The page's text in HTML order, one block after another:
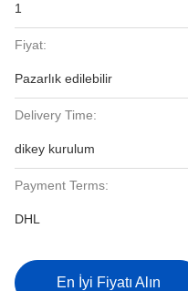
1
Fiyat:
Pazarlık edilebilir
Delivery Time:
dikey kurulum
Payment Terms:
DHL
En İyi Fiyatı Alın